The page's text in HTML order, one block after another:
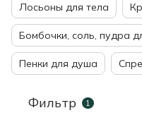
Лосьоны для тела
Бомбочки, соль, пудра
Пенки для душа
Фильтр 1